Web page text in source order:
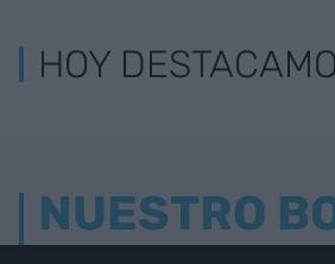
HOY
NUESTRO